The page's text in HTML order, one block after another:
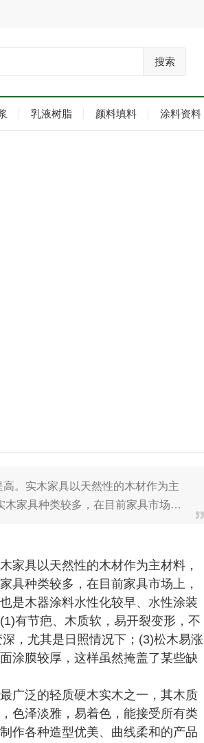
搜索
乳液树脂 颜料填料 涂料资料
。实木家具以天然性的木材作为主
木家具种类较多，在目前家具市场…
家具以天然性的木材作为主材料，
具种类较多，在目前家具市场上，
是木器涂料水性化较早、水性涂装
有节疤、木质软，易开裂变形，不
，尤其是日照情况下；(3)松木易涨
涂膜较厚，这样虽然掩盖了某些缺
广泛的轻质硬木实木之一，其木质
色泽淡雅，易着色，能接受所有类
作各种造型优美、曲线柔和的产品